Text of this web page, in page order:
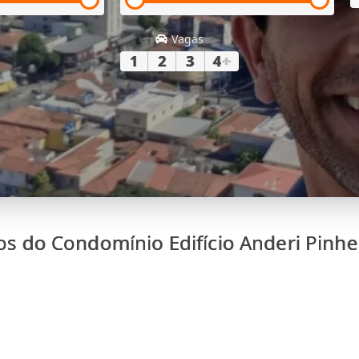
Vagas
1 2 3 4+
do Condomínio Edifício Anderi